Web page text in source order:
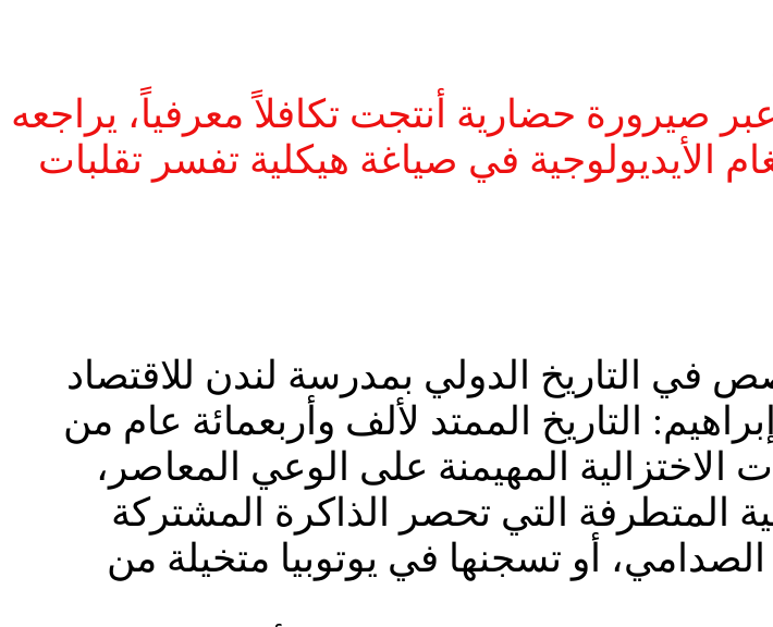
عبر صيرورة حضارية أنتجت تكافلاً معرفياً، يراجعه
الأيديولوجية في صياغة هيكلية تفسر تقلبات
في التاريخ الدولي بمدرسة لندن للاقتصاد
التاريخ الممتد لألف وأربعمائة عام من
الإسلامية – 2026” السرديات الاختزالية المهيمنة على الوعي المعاصر،
المتطرفة التي تحصر الذاكرة المشتركة
أو تسجنها في يوتوبيا متخيلة من